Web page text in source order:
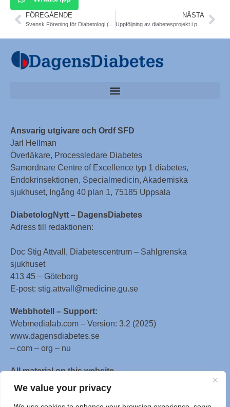
We value your privacy
FÖREGÅENDE NÄSTA
Uppföljning av diabetesprojekt i primärvården i Skaraborg. ”Ett bättre liv – börja nu”. Bo Rylander, distriktsläkare, FOU-enheten, Skövde
Ansvarig utgivare och Ordf SFD
Jarl Hellman
Överläkare, Processledare Diabetes
Samordnare Centre of Excellence typ 1 diabetes,
Endokrinsektionen, Specialmedicin, Akademiska
sjukhuset, Ingång 40 plan 1, 75185 Uppsala
DiabetologNytt – DagensDiabetes
Adress till redaktionen:
Doc Stig Attvall, Diabetescentrum – Sahlgrenska
sjukhuset
413 45 – Göteborg
E-post: stig.attvall@medicine.gu.se
Webbhotell – Support:
Webmedialab.com – Version: 3.2 (2025)
www.dagensdiabetes.se
– com – org – nu
All material on this website
is protected by copyright, Copyright © 1996-2025 by
WebMD LLC. This website also contains material